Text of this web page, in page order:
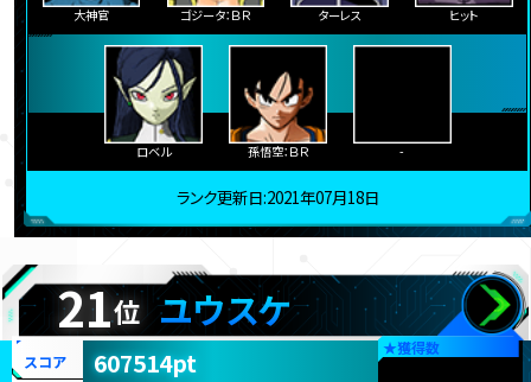
大神官 ゴジータ：ＢＲ ターレス ヒット
ロベル 孫悟空：ＢＲ -
ランク更新日:2021年07月18日
21位 ユウスケ
★獲得数
スコア 607514pt